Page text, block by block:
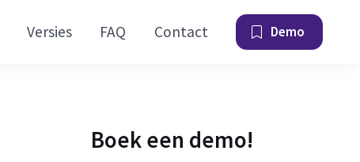
Versies FAQ Contact Demo
Boek een demo!